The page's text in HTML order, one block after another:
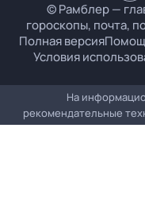
© Рамблер —
гороскопы, почта,
Полная версия
Условия
На
рекомендательные